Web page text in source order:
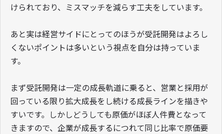
けられており、ミスマッチを減らす工夫をしています。
あと実は経営サイドにとってのほうが受託開発はよろし
くないポイントは多いという視点を自分は持っていま
す。
まず受託開発は一定の成長軌道に乗ると、営業と採用が
回っている限り拡大成長をし続ける成長ラインを描きや
すいです。しかしどうしても原価がほぼ人件費となって
きますので、企業が成長するにつれて同じ比率で原価要